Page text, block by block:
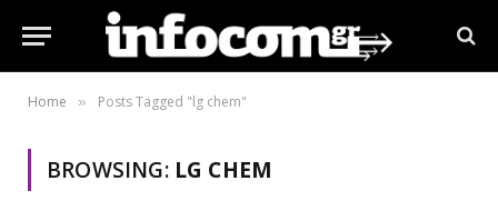
Home » Posts Tagged "lg chem"
BROWSING: LG CHEM